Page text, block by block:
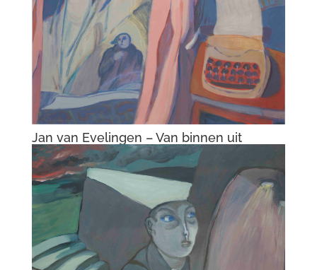
Jan van Evelingen – Van binnen uit